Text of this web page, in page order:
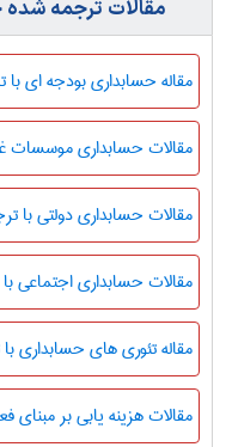
مقالات ترجمه
مقاله حسابداری بودجه ای
مقالات حسابداری موسسات
مقالات حسابداری دولتی با
مقالات حسابداری اجتماعی
مقاله تئوری های حسابداری
مقالات هزینه یابی بر مبنای